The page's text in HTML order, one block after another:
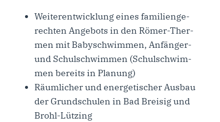
Wei­ter­ent­wick­lung eines fami­li­en­ge­
rech­ten Ange­bots in den Römer-Ther­­
men mit Baby­schwim­men, Anfän­­ger-
und Schul­schwim­men (Schul­schwim­
men bereits in Planung)
Räum­li­cher und ener­ge­ti­scher Aus­bau
der Grund­schu­len in Bad Brei­sig und
Brohl-Lützing